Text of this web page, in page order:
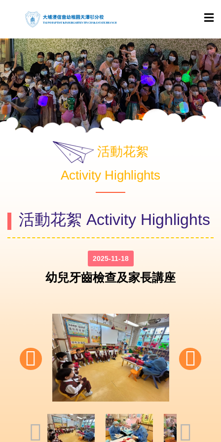
活動花絮
Activity Highlights
活動花絮 Activity Highlights
2025-11-18
幼兒牙齒檢查及家長講座